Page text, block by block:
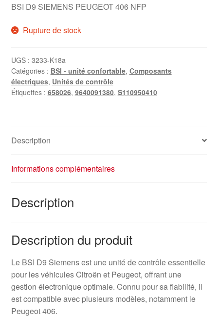
BSI D9 SIEMENS PEUGEOT 406 NFP
Rupture de stock
UGS : 3233-K18a
Catégories : BSI - unité confortable, Composants
électriques, Unités de contrôle
Étiquettes : 658026, 9640091380, S110950410
Description
Informations complémentaires
Description
Description du produit
Le BSI D9 Siemens est une unité de contrôle essentielle
pour les véhicules Citroën et Peugeot, offrant une
gestion électronique optimale. Connu pour sa fiabilité, il
est compatible avec plusieurs modèles, notamment le
Peugeot 406.